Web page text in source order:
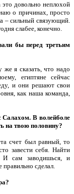
довольно неплохой
о причинах, просто
– сильный связующий.
слабее, конечно.
бы перед третьим
я сказать, что надо
египтяне сейчас
и они решают свои
как наша команда,
Салахом. В волейболе
на твою половину?
счет был равный, то
завести себя. Найти
И сам заводишься, и
сделал.